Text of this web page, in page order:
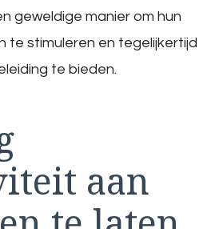
geweldige manier om hun
te stimuleren en tegelijkertijd
te bieden.
aan